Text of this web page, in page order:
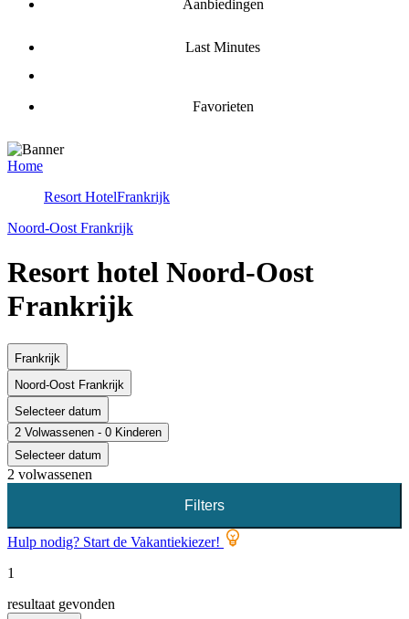
Aanbiedingen
Last Minutes
Favorieten
Home
Resort HotelFrankrijk
Noord-Oost Frankrijk
Resort hotel Noord-Oost
Frankrijk
Frankrijk
Noord-Oost Frankrijk
Selecteer datum
2 Volwassenen - 0 Kinderen
Selecteer datum
2 volwassenen
Filters
Hulp nodig? Start de Vakantiekiezer!
1
resultaat gevonden